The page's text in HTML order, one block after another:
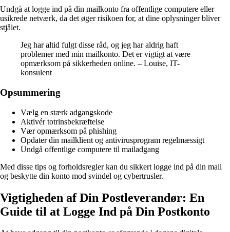
Undgå at logge ind på din mailkonto fra offentlige computere eller
usikrede netværk, da det øger risikoen for, at dine oplysninger bliver
stjålet.
Jeg har altid fulgt disse råd, og jeg har aldrig haft
problemer med min mailkonto. Det er vigtigt at være
opmærksom på sikkerheden online. – Louise, IT-
konsulent
Opsummering
Vælg en stærk adgangskode
Aktivér totrinsbekræftelse
Vær opmærksom på phishing
Opdater din mailklient og antivirusprogram regelmæssigt
Undgå offentlige computere til mailadgang
Med disse tips og forholdsregler kan du sikkert logge ind på din mail
og beskytte din konto mod svindel og cybertrusler.
Vigtigheden af Din Postleverandør: En
Guide til at Logge Ind på Din Postkonto